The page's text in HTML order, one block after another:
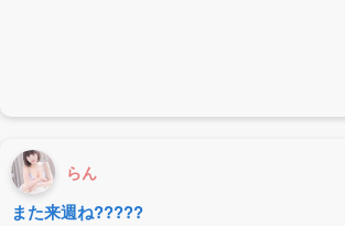
らん
また来週ね?????